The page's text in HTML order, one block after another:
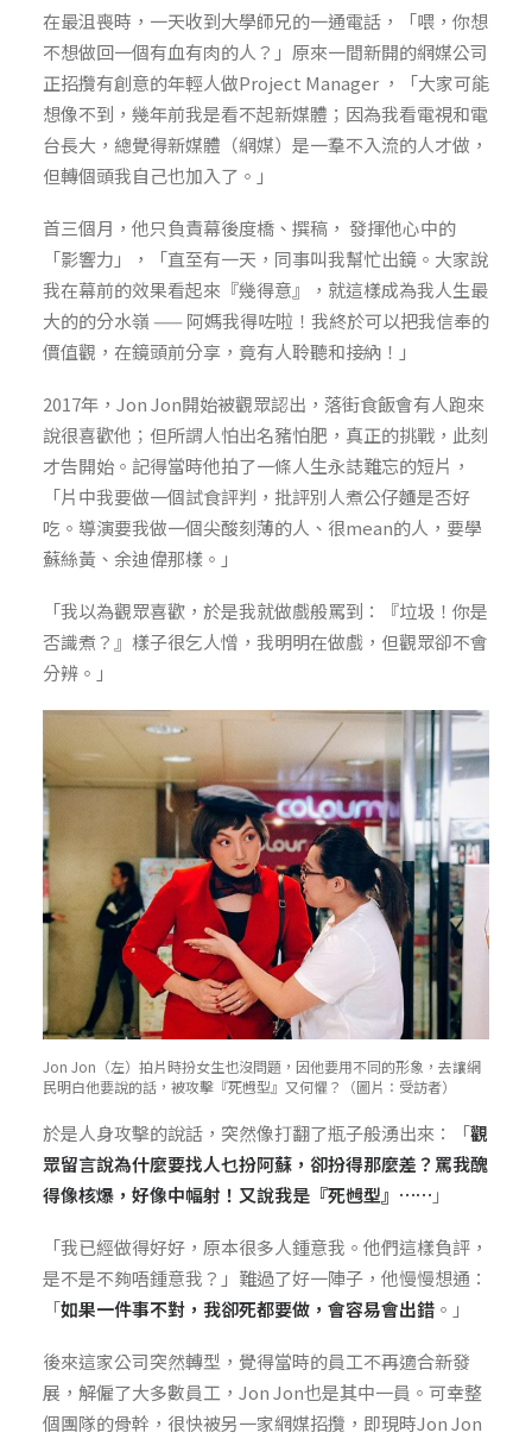
在最沮喪時，一天收到大學師兄的一通電話，「喂，你想
不想做回一個有血有肉的人？」原來一間新開的網媒公司
正招攬有創意的年輕人做Project Manager ，「大家可能
想像不到，幾年前我是看不起新媒體；因為我看電視和電
台長大，總覺得新媒體（網媒）是一羣不入流的人才做，
但轉個頭我自己也加入了。」
首三個月，他只負責幕後度橋、撰稿， 發揮他心中的
「影響力」，「直至有一天，同事叫我幫忙出鏡。大家說
我在幕前的效果看起來『幾得意』，就這樣成為我人生最
大的的分水嶺 —— 阿媽我得咗啦！我終於可以把我信奉的
價值觀，在鏡頭前分享，竟有人聆聽和接納！」
2017年，Jon Jon開始被觀眾認出，落街食飯會有人跑來
說很喜歡他；但所謂人怕出名豬怕肥，真正的挑戰，此刻
才告開始。記得當時他拍了一條人生永誌難忘的短片，
「片中我要做一個試食評判，批評別人煮公仔麵是否好
吃。導演要我做一個尖酸刻薄的人、很mean的人，要學
蘇絲黃、余迪偉那樣。」
「我以為觀眾喜歡，於是我就做戲般罵到：『垃圾！你是
否識煮？』樣子很乞人憎，我明明在做戲，但觀眾卻不會
分辨。」
Jon Jon（左）拍片時扮女生也沒問題，因他要用不同的形象，去讓網
民明白他要說的話，被攻擊『死乸型』又何懼？（圖片：受訪者）
於是人身攻擊的說話，突然像打翻了瓶子般湧出來：「觀
眾留言說為什麼要找人乜扮阿蘇，卻扮得那麼差？罵我醜
得像核爆，好像中幅射！又說我是『死乸型』…… 」
「我已經做得好好，原本很多人鍾意我。他們這樣負評，
是不是不夠唔鍾意我？」難過了好一陣子，他慢慢想通：
「如果一件事不對，我卻死都要做，會容易會出錯 。」
後來這家公司突然轉型，覺得當時的員工不再適合新發
展，解僱了大多數員工，Jon Jon也是其中一員。可幸整
個團隊的骨幹，很快被另一家網媒招攬，即現時Jon Jon